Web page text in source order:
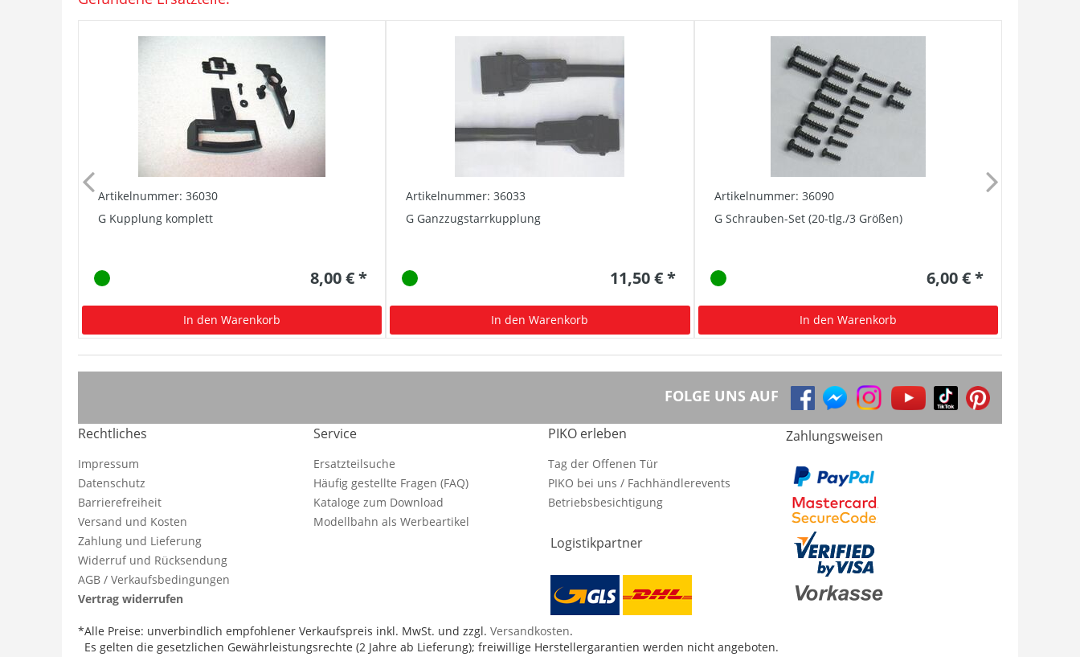
Artikelnummer: 36030
G Kupplung komplett
8,00 € *
In den Warenkorb
Artikelnummer: 36033
G Ganzzugstarrkupplung
11,50 € *
In den Warenkorb
Artikelnummer: 36090
G Schrauben-Set (20-tlg./3 Größen)
6,00 € *
In den Warenkorb
FOLGE UNS AUF
Rechtliches
Impressum
Datenschutz
Barrierefreiheit
Versand und Kosten
Zahlung und Lieferung
Widerruf und Rücksendung
AGB / Verkaufsbedingungen
Vertrag widerrufen
Service
Ersatzteilsuche
Häufig gestellte Fragen (FAQ)
Kataloge zum Download
Modellbahn als Werbeartikel
PIKO erleben
Tag der Offenen Tür
PIKO bei uns / Fachhändlerevents
Betriebsbesichtigung
Logistikpartner
Zahlungsweisen
*Alle Preise: unverbindlich empfohlener Verkaufspreis inkl. MwSt. und zzgl. Versandkosten.
Es gelten die gesetzlichen Gewährleistungsrechte (2 Jahre ab Lieferung); freiwillige Herstellergarantien werden nicht angeboten.